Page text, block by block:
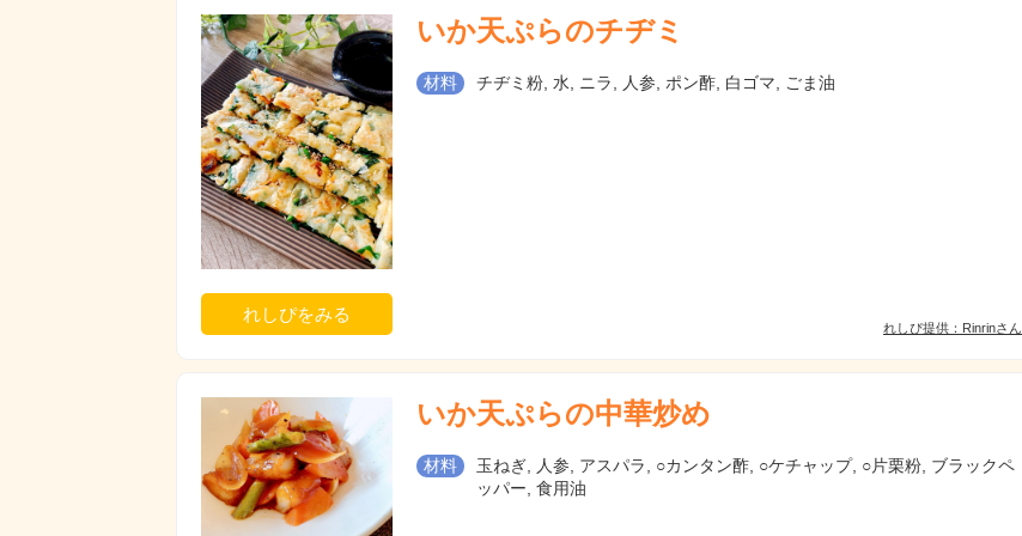
れしぴをみる
いか天ぷらのチヂミ
材料 チヂミ粉, 水, ニラ, 人参, ポン酢, 白ゴマ, ごま油
れしぴ提供：Rinrinさん
いか天ぷらの中華炒め
材料
玉ねぎ, 人参, アスパラ, ○カンタン酢, ○ケチャップ, ○片栗粉, ブラックペ
ッパー, 食用油